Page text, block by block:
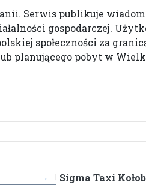
Serwis publikuje
gospodarczej.
społeczności za
planującego pobyt w
Sigma Taxi